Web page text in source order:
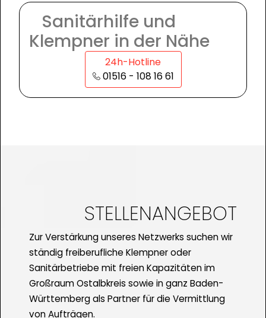
Sanitärhilfe und
Klempner in der Nähe
24h-Hotline
01516 - 108 16 61
STELLENANGEBOT
Zur Verstärkung unseres Netzwerks suchen wir
ständig freiberufliche Klempner oder
Sanitärbetriebe mit freien Kapazitäten im
Großraum Ostalbkreis sowie in ganz Baden-
Württemberg als Partner für die Vermittlung
von Aufträgen.